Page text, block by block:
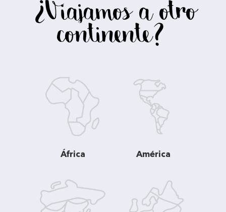
¿Viajamos a otro
continente?
África América